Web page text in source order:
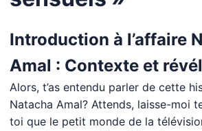
Introduction à l’affaire
Amal : Contexte et
Alors, t’as entendu parler de cette
Natacha Amal? Attends, laisse-moi
toi que le petit monde de la